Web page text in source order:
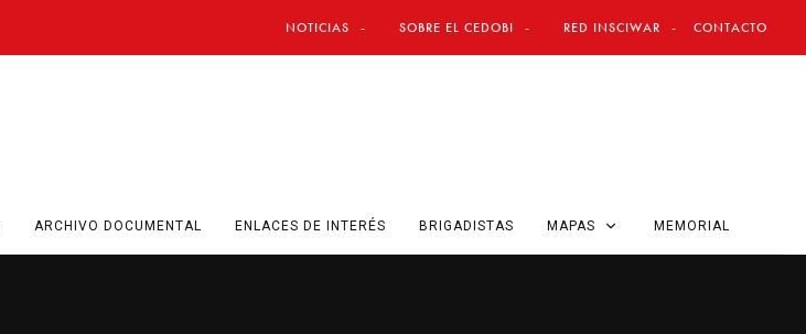
NOTICIAS SOBRE EL CEDOBI RED INSCIWAR CONTACTO
ARCHIVO DOCUMENTAL ENLACES DE INTERÉS BRIGADISTAS MAPAS MEMORIAL